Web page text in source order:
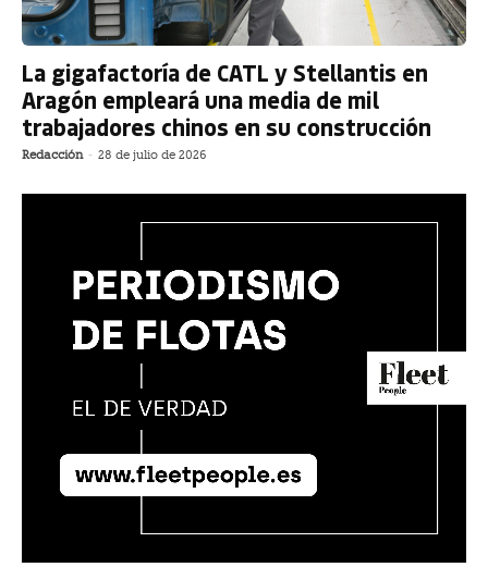
La gigafactoría de CATL y Stellantis en
Aragón empleará una media de mil
trabajadores chinos en su construcción
Redacción - 28 de julio de 2026